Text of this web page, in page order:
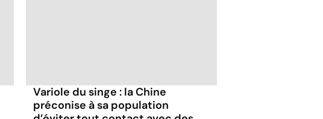
Variole du singe : la Chine
préconise à sa population